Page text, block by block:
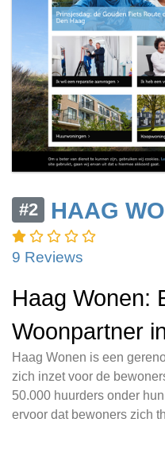
#2 HAAG
9 Reviews
Haag Wonen:
Woonpartner
Haag Wonen is een
zich inzet voor de
50.000 huurders onder
ervoor dat bewoners zich